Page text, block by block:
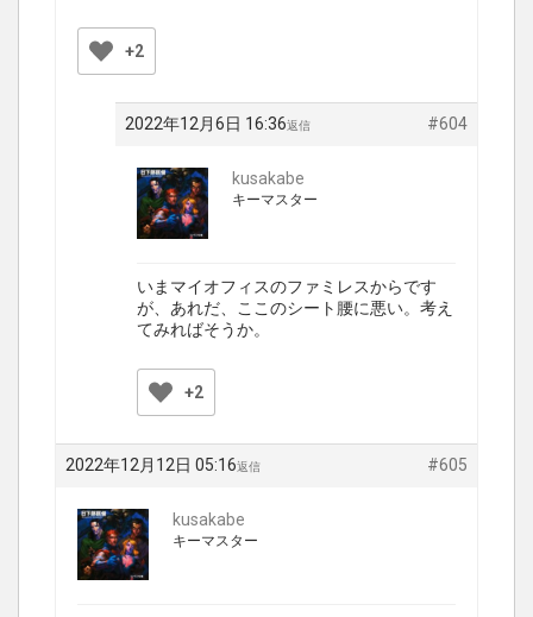
+2
2022年12月6日 16:36 #604
返信
kusakabe
キーマスター
いまマイオフィスのファミレスからです
が、あれだ、ここのシート腰に悪い。考え
てみればそうか。
+2
2022年12月12日 05:16 #605
返信
kusakabe
キーマスター